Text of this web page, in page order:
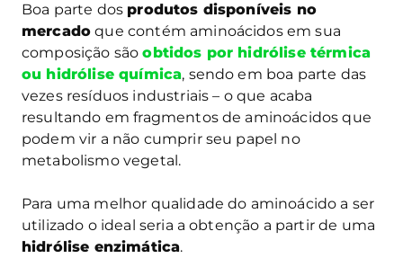
Boa parte dos produtos disponíveis no
mercado que contém aminoácidos em sua
composição sãoobtidos por hidrólise térmica
ou hidrólise química, sendo em boa parte das
vezes resíduos industriais – o que acaba
resultando em fragmentos de aminoácidos que
podem vir a não cumprir seu papel no
metabolismo vegetal.
Para uma melhor qualidade do aminoácido a ser
utilizado o ideal seria a obtenção a partir de uma
hidrólise enzimática.